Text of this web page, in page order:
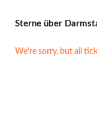
Sterne über
We're sorry, but all